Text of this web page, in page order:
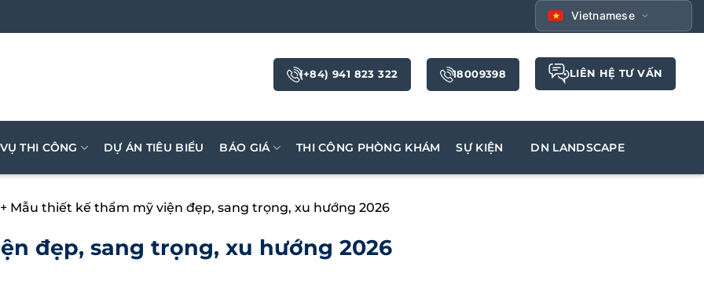
Vietnamese
(+84) 941 823 322 18009398 LIÊN HỆ TƯ VẤN
THI CÔNG DỰ ÁN TIÊU BIỂU BÁO GIÁ THI CÔNG PHÒNG KHÁM SỰ KIỆN DN LANDSCAPE
Mẫu thiết kế thẩm mỹ viện đẹp, sang trọng, xu hướng 2026
đẹp, sang trọng, xu hướng 2026